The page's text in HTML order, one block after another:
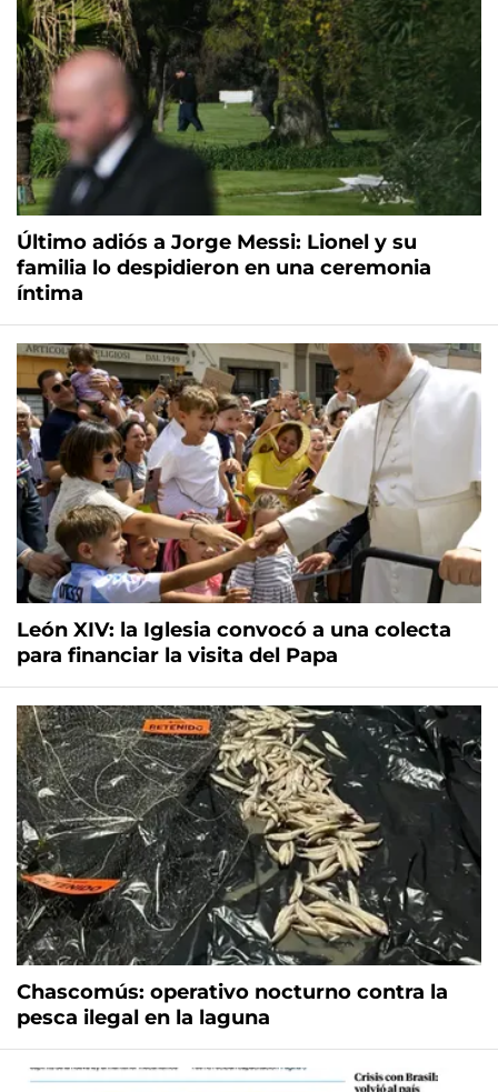
Último adiós a Jorge Messi: Lionel y su
familia lo despidieron en una ceremonia
íntima
León XIV: la Iglesia convocó a una colecta
para financiar la visita del Papa
Chascomús: operativo nocturno contra la
pesca ilegal en la laguna